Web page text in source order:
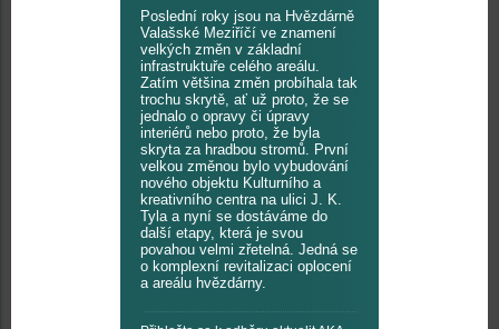
Poslední roky jsou na Hvězdárně
Valašské Meziříčí ve znamení
velkých změn v základní
infrastruktuře celého areálu.
Zatím většina změn probíhala tak
trochu skrytě, ať už proto, že se
jednalo o opravy či úpravy
interiérů nebo proto, že byla
skryta za hradbou stromů. První
velkou změnou bylo vybudování
nového objektu Kulturního a
kreativního centra na ulici J. K.
Tyla a nyní se dostáváme do
další etapy, která je svou
povahou velmi zřetelná. Jedná se
o komplexní revitalizaci oplocení
a areálu hvězdárny.